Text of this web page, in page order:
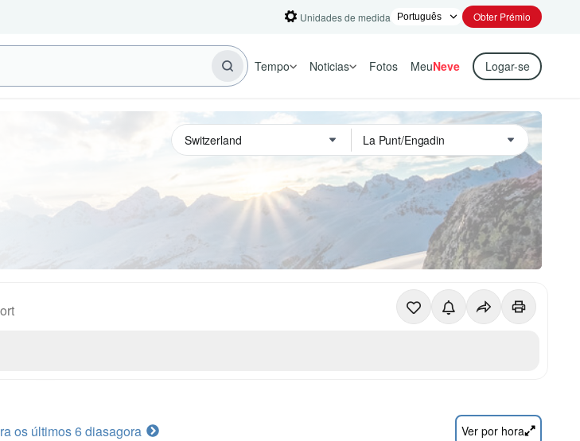
Unidades de medida Obter Prémio
Tempo Noticias Fotos MeuNeve Logar-se
os últimos 6 diasagora Ver por hora